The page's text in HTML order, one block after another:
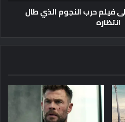
فيلم حرب النجوم الذي طال
انتظاره